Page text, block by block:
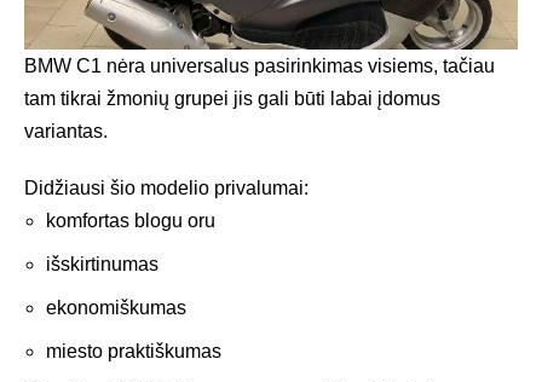
BMW C1 nėra universalus pasirinkimas visiems, tačiau
tam tikrai žmonių grupei jis gali būti labai įdomus
variantas.
Didžiausi šio modelio privalumai:
komfortas blogu oru
išskirtinumas
ekonomiškumas
miesto praktiškumas